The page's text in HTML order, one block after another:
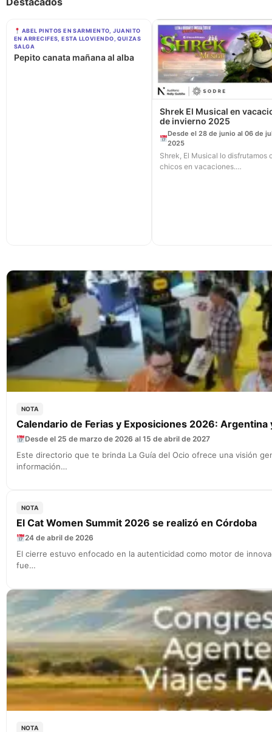
ABEL PINTOS EN SARMIENTO, JUANITO
EN ARRECIFES, ESTA LLOVIENDO, QUIZAS
SALGA
Pepito canata mañana al alba
Shrek El Musical en
de invierno 2025
Desde el 28 de junio al 06 de
2025
Shrek, El Musical lo disfrutamos
chicos en vacaciones.…
NOTA
Calendario de Ferias y Exposiciones 2026: Argentina
Desde el 25 de marzo de 2026 al 15 de abril de 2027
Este directorio que te brinda La Guía del Ocio ofrece una visión
información…
NOTA
El Cat Women Summit 2026 se realizó en Córdoba
24 de abril de 2026
El cierre estuvo enfocado en la autenticidad como motor de
fue…
NOTA